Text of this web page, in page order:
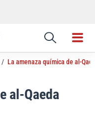
Enlace
/ La amenaza química de al-
al-Qaeda